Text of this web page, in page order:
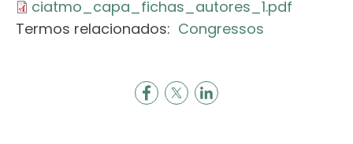
ciatmo_capa_fichas_autores_1.pdf
Termos relacionados: Congressos